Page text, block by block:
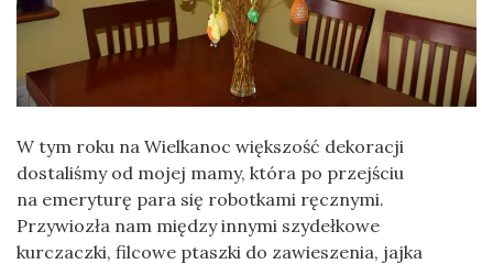
W tym roku na Wielkanoc większość dekoracji
dostaliśmy od mojej mamy, która po przejściu
na emeryturę para się robotkami ręcznymi.
Przywiozła nam między innymi szydełkowe
kurczaczki, filcowe ptaszki do zawieszenia, jajka